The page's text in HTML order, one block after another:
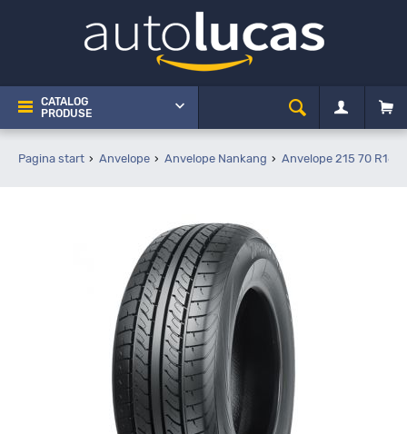
CATALOG
PRODUSE
Pagina start Anvelope Anvelope Nankang Anvelope 215 70 R16C